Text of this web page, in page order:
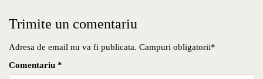
Trimite un comentariu
Adresa de email nu va fi publicata. Campuri obligatorii*
Comentariu *